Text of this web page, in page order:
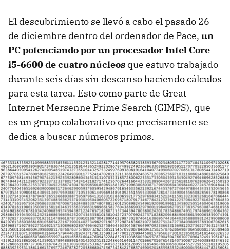
El descubrimiento se llevó a cabo el pasado 26
de diciembre dentro del ordenador de Pace, un
PC potenciando por un procesador Intel Core
i5-6600 de cuatro núcleos que estuvo trabajado
durante seis días sin descanso haciendo cálculos
para esta tarea. Esto como parte de Great
Internet Mersenne Prime Search (GIMPS), que
es un grupo colaborativo que precisamente se
dedica a buscar números primos.